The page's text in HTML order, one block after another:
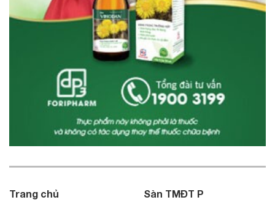
Trang chủ Sàn TMĐT P